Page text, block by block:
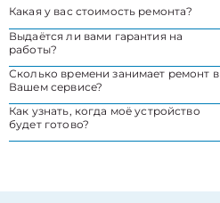
Какая у вас стоимость ремонта?
Выдаётся ли вами гарантия на
работы?
Сколько времени занимает ремонт в
Вашем сервисе?
Как узнать, когда моё устройство
будет готово?